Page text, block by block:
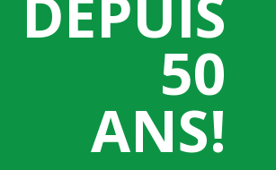
DEPUIS
50
ANS!